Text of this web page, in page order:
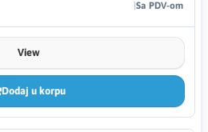
Sa PDV-om
View
Dodaj u korpu